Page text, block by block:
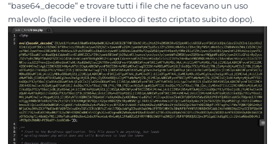
“base64_decode” e trovare tutti i file che ne facevano un uso
malevolo (facile vedere il blocco di testo criptato subito dopo).